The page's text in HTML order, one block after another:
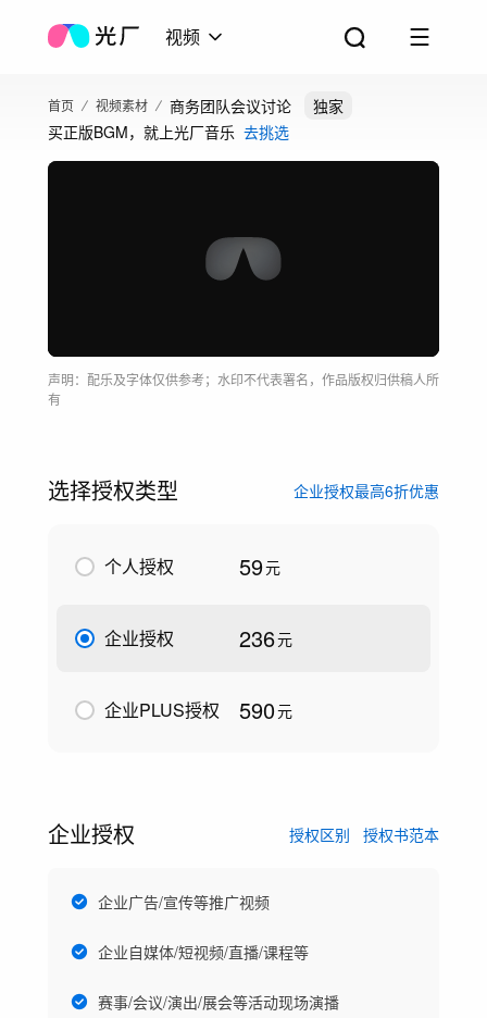
视频
首页 视频素材 商务团队会议讨论
独家
买正版BGM，就上光厂音乐 去挑选
声明：配乐及字体仅供参考；水印不代表署名，作品版权归供稿人所
有
选择授权类型 企业授权最高6折优惠
个人授权 59元
企业授权 236元
企业PLUS授权 590元
企业授权 授权区别 授权书范本
企业广告/宣传等推广视频
企业自媒体/短视频/直播/课程等
赛事/会议/演出/展会等活动现场演播